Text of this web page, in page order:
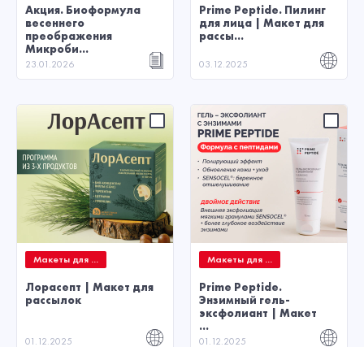
Акция. Биоформула
весеннего
преображения
Микроби...
23.01.2026
Prime Peptide. Пилинг
для лица | Макет для
рассы...
03.12.2025
Макеты для ...
Лорасепт | Макет для
рассылок
01.12.2025
Макеты для ...
Prime Peptide.
Энзимный гель-
эксфолиант | Макет
...
01.12.2025